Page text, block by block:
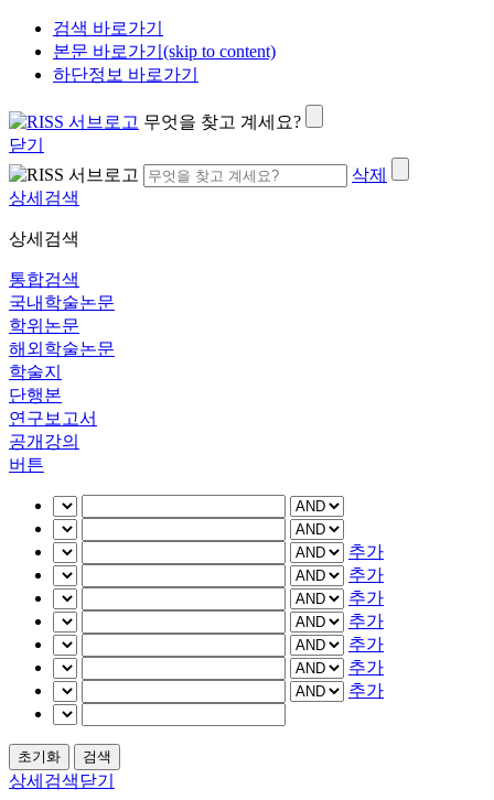
검색 바로가기
본문 바로가기(skip to content)
하단정보 바로가기
무엇을 찾고 계세요?
닫기
삭제
상세검색
상세검색
통합검색
국내학술논문
학위논문
해외학술논문
학술지
단행본
연구보고서
공개강의
버튼
추가
추가
추가
추가
추가
추가
추가
상세검색닫기